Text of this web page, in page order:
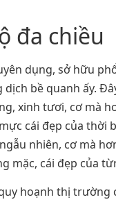
đa chiều
dụng, sở hữu
bề quanh ấy.
xinh tươi, cơ mà
cái đẹp của thời
nhiên, cơ mà
mặc, cái đẹp của
hoạnh thị